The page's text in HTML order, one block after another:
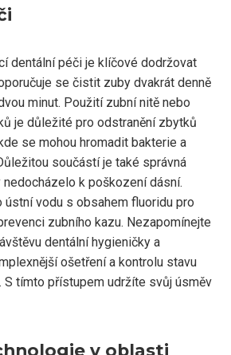
dentální péči je klíčové dodržovat
se čistit zuby dvakrát denně
minut. Použití zubní nitě nebo
je důležité pro odstranění zbytků
se mohou hromadit bakterie a
součástí je také správná
nedocházelo k poškození dásní.
vodu s obsahem fluoridu pro
zubního kazu. Nezapomínejte
dentální hygieničky a
ošetření a kontrolu stavu
S tímto přístupem udržíte svůj úsměv
v oblasti